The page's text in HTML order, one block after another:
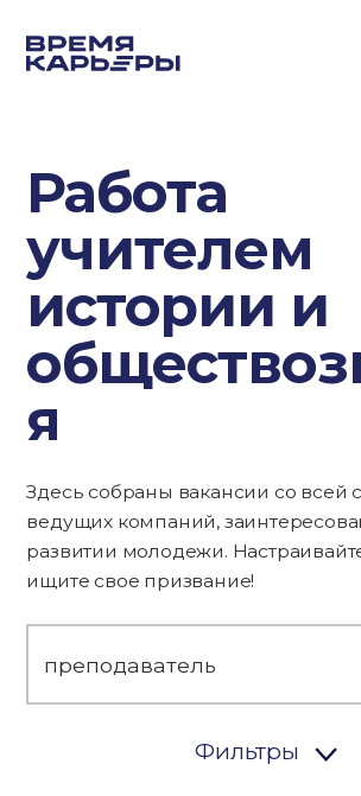
Работа
учителем
истории и
я
Здесь собраны вакансии со всей
ведущих компаний,
развитии молодежи.
ищите свое призвание!
Фильтры